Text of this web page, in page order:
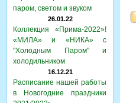
паром, светом и звуком
26.01.22
Коллекция «Прима-2022»!
«МИЛА» и «НИКА» с
"Холодным Паром" и
холодильником
16.12.21
Расписание нашей работы
в Новогодние праздники